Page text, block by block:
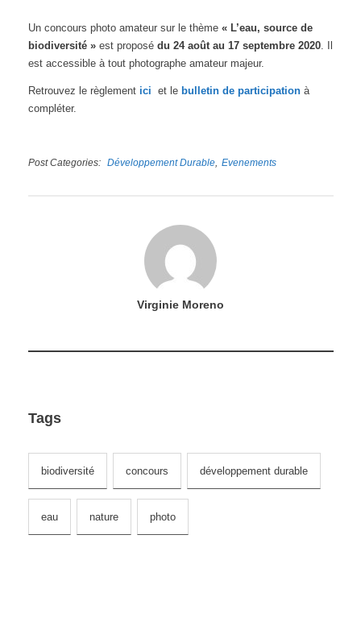
Un concours photo amateur sur le thème « L’eau, source de
biodiversité »est proposé du 24 août au 17 septembre 2020. Il
est accessible à tout photographe amateur majeur.
Retrouvez le règlement ici et le bulletin de participationà
compléter.
Post Categories Développement Durable Evenements
Virginie Moreno
Tags
biodiversité concours développement durable
eau nature photo